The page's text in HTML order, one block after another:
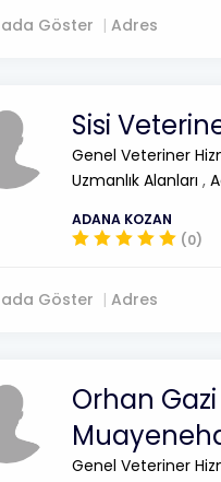
Göster Adres
Sisi
Genel Veteriner
Uzmanlık Alanları ,
ADANA KOZAN
(0)
Göster Adres
Orhan
Genel Veteriner